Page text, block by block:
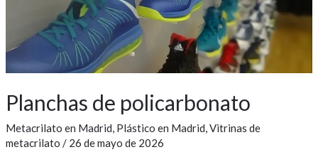
Planchas de policarbonato
Metacrilato en Madrid, Plástico en Madrid,Vitrinas de
metacrilato / 26 de mayo de 2026